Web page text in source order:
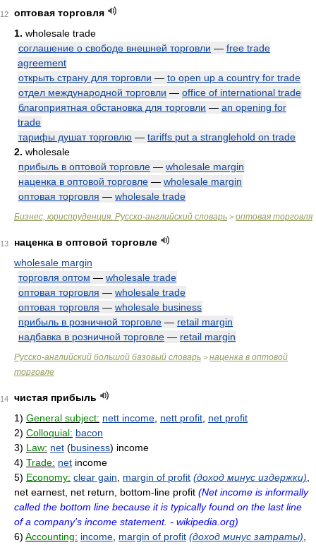
12
оптовая торговля
1. wholesale trade
соглашение о свободе внешней торговли — free trade
agreement
открыть страну для торговли — to open up a country for trade
отдел международной торговли — office of international trade
благоприятная обстановка для торговли — an opening for
trade
тарифы душат торговлю — tariffs put a stranglehold on trade
2. wholesale
прибыль в оптовой торговле — wholesale margin
наценка в оптовой торговле — wholesale margin
оптовая торговля — wholesale trade
Бизнес, юриспруденция. Русско-английский словарь > оптовая торговля
13
наценка в оптовой торговле
wholesale margin
торговля оптом — wholesale trade
оптовая торговля — wholesale trade
оптовая торговля — wholesale business
прибыль в розничной торговле — retail margin
надбавка в розничной торговле — retail margin
Русско-английский большой базовый словарь > наценка в оптовой
торговле
14
чистая прибыль
1) General subject: nett income nett profit net profit
2) Colloquial: bacon
3) Law: net (business) income
4) Trade: net income
5) Economy: clear gain margin of profit (доход минус издержки)
net earnest, net return, bottom-line profit (Net income is informally
called the bottom line because it is typically found on the last line
of a company's income statement. - wikipedia.org)
6) Accounting: income margin of profit (доход минус затраты)